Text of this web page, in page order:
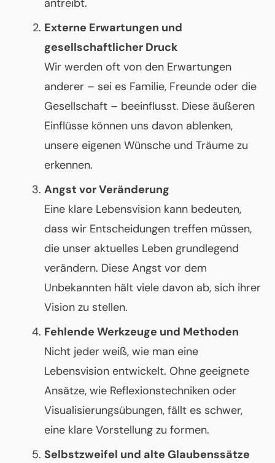
antreibt.
Externe Erwartungen und
gesellschaftlicher Druck
Wir werden oft von den Erwartungen
anderer – sei es Familie, Freunde oder die
Gesellschaft – beeinflusst. Diese äußeren
Einflüsse können uns davon ablenken,
unsere eigenen Wünsche und Träume zu
erkennen.
Angst vor Veränderung
Eine klare Lebensvision kann bedeuten,
dass wir Entscheidungen treffen müssen,
die unser aktuelles Leben grundlegend
verändern. Diese Angst vor dem
Unbekannten hält viele davon ab, sich ihrer
Vision zu stellen.
Fehlende Werkzeuge und Methoden
Nicht jeder weiß, wie man eine
Lebensvision entwickelt. Ohne geeignete
Ansätze, wie Reflexionstechniken oder
Visualisierungsübungen, fällt es schwer,
eine klare Vorstellung zu formen.
Selbstzweifel und alte Glaubenssätze